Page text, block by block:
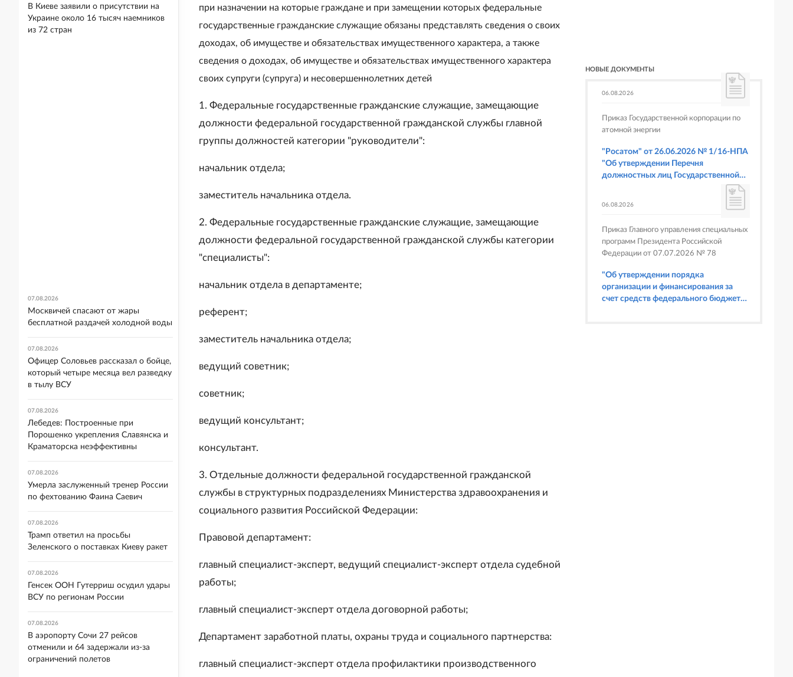
при назначении на которые граждане и при замещении которых федеральные
государственные гражданские служащие обязаны представлять сведения о своих
доходах, об имуществе и обязательствах имущественного характера, а также
сведения о доходах, об имуществе и обязательствах имущественного характера
своих супруги (супруга) и несовершеннолетних детей
1. Федеральные государственные гражданские служащие, замещающие
должности федеральной государственной гражданской службы главной
группы должностей категории "руководители":
начальник отдела;
заместитель начальника отдела.
2. Федеральные государственные гражданские служащие, замещающие
должности федеральной государственной гражданской службы категории
"специалисты":
начальник отдела в департаменте;
референт;
заместитель начальника отдела;
ведущий советник;
советник;
ведущий консультант;
консультант.
3. Отдельные должности федеральной государственной гражданской
службы в структурных подразделениях Министерства здравоохранения и
социального развития Российской Федерации:
Правовой департамент:
главный специалист-эксперт, ведущий специалист-эксперт отдела судебной
работы;
главный специалист-эксперт отдела договорной работы;
Департамент заработной платы, охраны труда и социального партнерства:
главный специалист-эксперт отдела профилактики производственного
НОВЫЕ ДОКУМЕНТЫ
06.08.2026
Приказ Государственной корпорации по
атомной энергии
"Росатом" от 26.06.2026 № 1/16-НПА
"Об утверждении Перечня
должностных лиц Государственной
корпорации по атомной энергии
предусмотренных статьями 6.3, 8.1,
9.4, 9.5 и 9.5.1, частью 3 статьи 9.16,
статьей 14.44, частью 1 статьи 19.4,
статьей 19.4.1, частями 6 и 15 статьи
19.5, статьями 19.6 и 19.7, частью 1
статьи 19.26, статьей 19.33, частями 1,
2, 2.1, 6 и 6.1 статьи 20.4 Кодекса
06.08.2026
Приказ Главного управления специальных
программ Президента Российской
Федерации от 07.07.2026 № 78
"Об утверждении порядка
организации и финансирования за
счет средств федерального бюджета
В Киеве заявили о присутствии на
Украине около 16 тысяч наемников
из 72 стран
07.08.2026
Москвичей спасают от жары
бесплатной раздачей холодной воды
07.08.2026
Офицер Соловьев рассказал о бойце,
который четыре месяца вел разведку
в тылу ВСУ
07.08.2026
Лебедев: Построенные при
Порошенко укрепления Славянска и
Краматорска неэффективны
07.08.2026
Умерла заслуженный тренер России
по фехтованию Фаина Саевич
07.08.2026
Трамп ответил на просьбы
Зеленского о поставках Киеву ракет
07.08.2026
Генсек ООН Гутерриш осудил удары
ВСУ по регионам России
07.08.2026
В аэропорту Сочи 27 рейсов
отменили и 64 задержали из-за
ограничений полетов